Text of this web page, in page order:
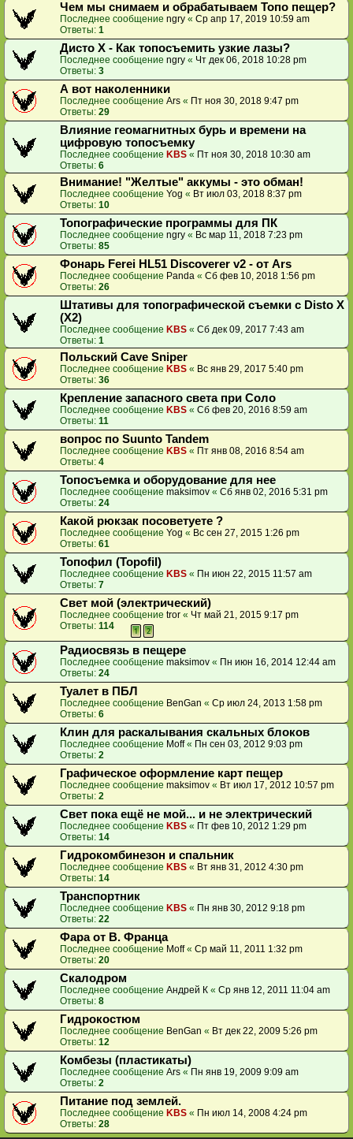
Чем мы снимаем и обрабатываем Топо пещер?
Последнее сообщение ngry « Ср апр 17, 2019 10:59 am
Ответы: 1
Дисто Х - Как топосъемить узкие лазы?
Последнее сообщение ngry « Чт дек 06, 2018 10:28 pm
Ответы: 3
А вот наколенники
Последнее сообщение Ars « Пт ноя 30, 2018 9:47 pm
Ответы: 29
Влияние геомагнитных бурь и времени на
цифровую топосъемку
Последнее сообщение KBS « Пт ноя 30, 2018 10:30 am
Ответы: 6
Внимание! "Желтые" аккумы - это обман!
Последнее сообщение Yog « Вт июл 03, 2018 8:37 pm
Ответы: 10
Топографические программы для ПК
Последнее сообщение ngry « Вс мар 11, 2018 7:23 pm
Ответы: 85
Фонарь Ferei HL51 Discoverer v2 - от Ars
Последнее сообщение Panda « Сб фев 10, 2018 1:56 pm
Ответы: 26
Штативы для топографической съемки с Disto X
(X2)
Последнее сообщение KBS « Сб дек 09, 2017 7:43 am
Ответы: 1
Польский Cave Sniper
Последнее сообщение KBS « Вс янв 29, 2017 5:40 pm
Ответы: 36
Крепление запасного света при Соло
Последнее сообщение KBS « Сб фев 20, 2016 8:59 am
Ответы: 11
вопрос по Suunto Tandem
Последнее сообщение KBS « Пт янв 08, 2016 8:54 am
Ответы: 4
Топосъемка и оборудование для нее
Последнее сообщение maksimov « Сб янв 02, 2016 5:31 pm
Ответы: 24
Какой рюкзак посоветуете ?
Последнее сообщение Yog « Вс сен 27, 2015 1:26 pm
Ответы: 61
Топофил (Topofil)
Последнее сообщение KBS « Пн июн 22, 2015 11:57 am
Ответы: 7
Свет мой (электрический)
Последнее сообщение tror « Чт май 21, 2015 9:17 pm
Ответы: 114 1 2
Радиосвязь в пещере
Последнее сообщение maksimov « Пн июн 16, 2014 12:44 am
Ответы: 24
Туалет в ПБЛ
Последнее сообщение BenGan « Ср июл 24, 2013 1:58 pm
Ответы: 6
Клин для раскалывания скальных блоков
Последнее сообщение Moff« Пн сен 03, 2012 9:03 pm
Ответы: 2
Графическое оформление карт пещер
Последнее сообщение maksimov « Вт июл 17, 2012 10:57 pm
Ответы: 2
Свет пока ещё не мой... и не электрический
Последнее сообщение KBS « Пт фев 10, 2012 1:29 pm
Ответы: 14
Гидрокомбинезон и спальник
Последнее сообщение KBS « Вт янв 31, 2012 4:30 pm
Ответы: 14
Транспортник
Последнее сообщение KBS « Пн янв 30, 2012 9:18 pm
Ответы: 22
Фара от В. Франца
Последнее сообщение Moff« Ср май 11, 2011 1:32 pm
Ответы: 20
Скалодром
Последнее сообщение Андрей К « Ср янв 12, 2011 11:04 am
Ответы: 8
Гидрокостюм
Последнее сообщение BenGan « Вт дек 22, 2009 5:26 pm
Ответы: 12
Комбезы (пластикаты)
Последнее сообщение Ars « Пн янв 19, 2009 9:09 am
Ответы: 2
Питание под землей.
Последнее сообщение KBS « Пн июл 14, 2008 4:24 pm
Ответы: 28